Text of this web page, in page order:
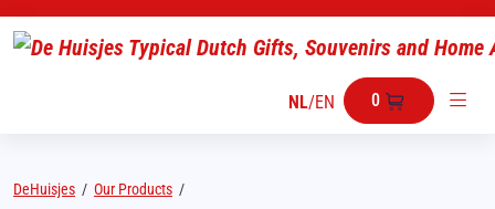
NL/EN 0
DeHuisjes / Our Products /